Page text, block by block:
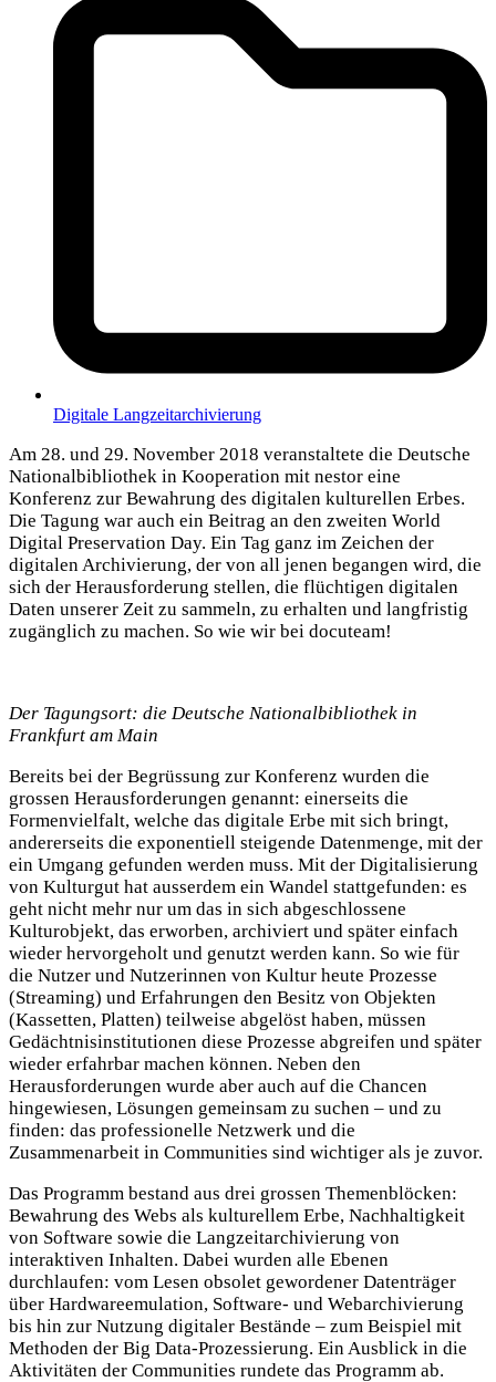
Digitale Langzeitarchivierung
Am 28. und 29. November 2018 veranstaltete die Deutsche
Nationalbibliothek in Kooperation mit nestor eine
Konferenz zur Bewahrung des digitalen kulturellen Erbes.
Die Tagung war auch ein Beitrag an den zweiten World
Digital Preservation Day. Ein Tag ganz im Zeichen der
digitalen Archivierung, der von all jenen begangen wird, die
sich der Herausforderung stellen, die flüchtigen digitalen
Daten unserer Zeit zu sammeln, zu erhalten und langfristig
zugänglich zu machen. So wie wir bei docuteam!
Der Tagungsort: die Deutsche Nationalbibliothek in
Frankfurt am Main
Bereits bei der Begrüssung zur Konferenz wurden die
grossen Herausforderungen genannt: einerseits die
Formenvielfalt, welche das digitale Erbe mit sich bringt,
andererseits die exponentiell steigende Datenmenge, mit der
ein Umgang gefunden werden muss. Mit der Digitalisierung
von Kulturgut hat ausserdem ein Wandel stattgefunden: es
geht nicht mehr nur um das in sich abgeschlossene
Kulturobjekt, das erworben, archiviert und später einfach
wieder hervorgeholt und genutzt werden kann. So wie für
die Nutzer und Nutzerinnen von Kultur heute Prozesse
(Streaming) und Erfahrungen den Besitz von Objekten
(Kassetten, Platten) teilweise abgelöst haben, müssen
Gedächtnisinstitutionen diese Prozesse abgreifen und später
wieder erfahrbar machen können. Neben den
Herausforderungen wurde aber auch auf die Chancen
hingewiesen, Lösungen gemeinsam zu suchen – und zu
finden: das professionelle Netzwerk und die
Zusammenarbeit in Communities sind wichtiger als je zuvor.
Das Programm bestand aus drei grossen Themenblöcken:
Bewahrung des Webs als kulturellem Erbe, Nachhaltigkeit
von Software sowie die Langzeitarchivierung von
interaktiven Inhalten. Dabei wurden alle Ebenen
durchlaufen: vom Lesen obsolet gewordener Datenträger
über Hardwareemulation, Software- und Webarchivierung
bis hin zur Nutzung digitaler Bestände – zum Beispiel mit
Methoden der Big Data-Prozessierung. Ein Ausblick in die
Aktivitäten der Communities rundete das Programm ab.